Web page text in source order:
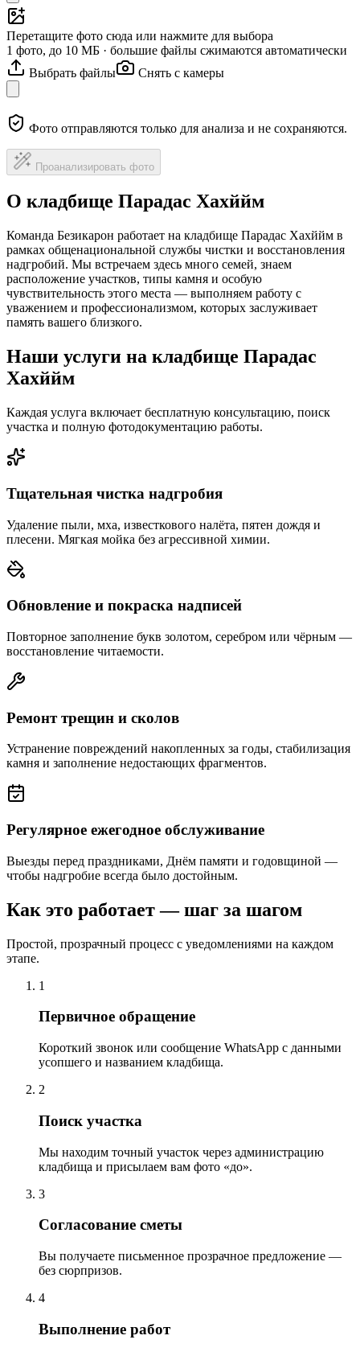
Перетащите фото сюда или нажмите для выбора
1 фото, до 10 МБ · большие файлы сжимаются автоматически
Выбрать файлы
Снять с камеры
Фото отправляются только для анализа и не сохраняются.
Проанализировать фото
О кладбище Парадас Хахййм
Команда Безикарон работает на кладбище Парадас Хахййм в
рамках общенациональной службы чистки и восстановления
надгробий. Мы встречаем здесь много семей, знаем
расположение участков, типы камня и особую
чувствительность этого места — выполняем работу с
уважением и профессионализмом, которых заслуживает
память вашего близкого.
Наши услуги на кладбище Парадас
Хахййм
Каждая услуга включает бесплатную консультацию, поиск
участка и полную фотодокументацию работы.
Тщательная чистка надгробия
Удаление пыли, мха, известкового налёта, пятен дождя и
плесени. Мягкая мойка без агрессивной химии.
Обновление и покраска надписей
Повторное заполнение букв золотом, серебром или чёрным —
восстановление читаемости.
Ремонт трещин и сколов
Устранение повреждений накопленных за годы, стабилизация
камня и заполнение недостающих фрагментов.
Регулярное ежегодное обслуживание
Выезды перед праздниками, Днём памяти и годовщиной —
чтобы надгробие всегда было достойным.
Как это работает — шаг за шагом
Простой, прозрачный процесс с уведомлениями на каждом
этапе.
1
Первичное обращение
Короткий звонок или сообщение WhatsApp с данными
усопшего и названием кладбища.
2
Поиск участка
Мы находим точный участок через администрацию
кладбища и присылаем вам фото «до».
3
Согласование сметы
Вы получаете письменное прозрачное предложение —
без сюрпризов.
4
Выполнение работ